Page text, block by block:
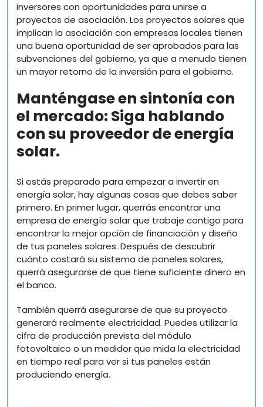
inversores con oportunidades para unirse a
proyectos de asociación. Los proyectos solares que
implican la asociación con empresas locales tienen
una buena oportunidad de ser aprobados para las
subvenciones del gobierno, ya que a menudo tienen
un mayor retorno de la inversión para el gobierno.
Manténgase en sintonía con
el mercado: Siga hablando
con su proveedor de energía
solar.
Si estás preparado para empezar a invertir en
energía solar, hay algunas cosas que debes saber
primero. En primer lugar, querrás encontrar una
empresa de energía solar que trabaje contigo para
encontrar la mejor opción de financiación y diseño
de tus paneles solares. Después de descubrir
cuánto costará su sistema de paneles solares,
querrá asegurarse de que tiene suficiente dinero en
el banco.
También querrá asegurarse de que su proyecto
generará realmente electricidad. Puedes utilizar la
cifra de producción prevista del módulo
fotovoltaico o un medidor que mida la electricidad
en tiempo real para ver si tus paneles están
produciendo energía.